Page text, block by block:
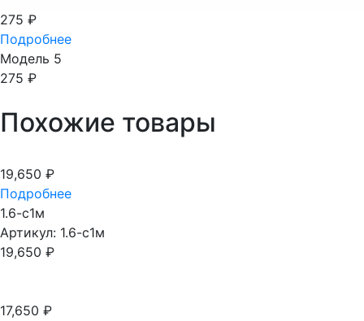
275 ₽
Подробнее
Модель 5
275 ₽
Похожие товары
19,650 ₽
Подробнее
1.6-с1м
Артикул: 1.6-с1м
19,650 ₽
17,650 ₽